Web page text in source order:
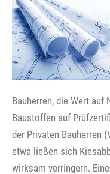
Bauherren, die Wert
Baustoffen auf
der Privaten Bauherren
etwa ließen sich
wirksam verringern.